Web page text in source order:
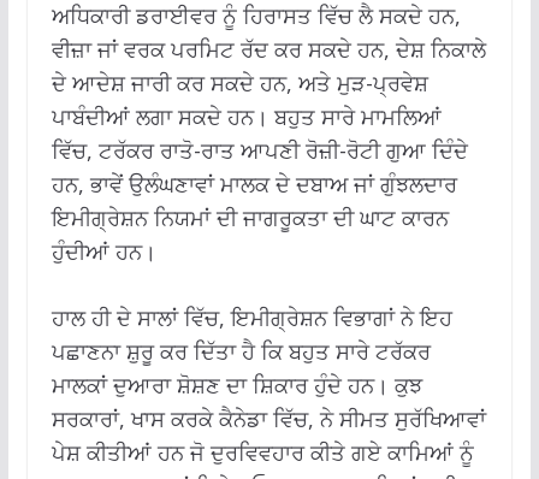
ਅਧਿਕਾਰੀ ਡਰਾਈਵਰ ਨੂੰ ਹਿਰਾਸਤ ਵਿੱਚ ਲੈ ਸਕਦੇ ਹਨ,
ਵੀਜ਼ਾ ਜਾਂ ਵਰਕ ਪਰਮਿਟ ਰੱਦ ਕਰ ਸਕਦੇ ਹਨ, ਦੇਸ਼ ਨਿਕਾਲੇ
ਦੇ ਆਦੇਸ਼ ਜਾਰੀ ਕਰ ਸਕਦੇ ਹਨ, ਅਤੇ ਮੁੜ-ਪ੍ਰਵੇਸ਼
ਪਾਬੰਦੀਆਂ ਲਗਾ ਸਕਦੇ ਹਨ। ਬਹੁਤ ਸਾਰੇ ਮਾਮਲਿਆਂ
ਵਿੱਚ, ਟਰੱਕਰ ਰਾਤੋ-ਰਾਤ ਆਪਣੀ ਰੋਜ਼ੀ-ਰੋਟੀ ਗੁਆ ਦਿੰਦੇ
ਹਨ, ਭਾਵੇਂ ਉਲੰਘਣਾਵਾਂ ਮਾਲਕ ਦੇ ਦਬਾਅ ਜਾਂ ਗੁੰਝਲਦਾਰ
ਇਮੀਗ੍ਰੇਸ਼ਨ ਨਿਯਮਾਂ ਦੀ ਜਾਗਰੂਕਤਾ ਦੀ ਘਾਟ ਕਾਰਨ
ਹੁੰਦੀਆਂ ਹਨ।
ਹਾਲ ਹੀ ਦੇ ਸਾਲਾਂ ਵਿੱਚ, ਇਮੀਗ੍ਰੇਸ਼ਨ ਵਿਭਾਗਾਂ ਨੇ ਇਹ
ਪਛਾਣਨਾ ਸ਼ੁਰੂ ਕਰ ਦਿੱਤਾ ਹੈ ਕਿ ਬਹੁਤ ਸਾਰੇ ਟਰੱਕਰ
ਮਾਲਕਾਂ ਦੁਆਰਾ ਸ਼ੋਸ਼ਣ ਦਾ ਸ਼ਿਕਾਰ ਹੁੰਦੇ ਹਨ। ਕੁਝ
ਸਰਕਾਰਾਂ, ਖਾਸ ਕਰਕੇ ਕੈਨੇਡਾ ਵਿੱਚ, ਨੇ ਸੀਮਤ ਸੁਰੱਖਿਆਵਾਂ
ਪੇਸ਼ ਕੀਤੀਆਂ ਹਨ ਜੋ ਦੁਰਵਿਵਹਾਰ ਕੀਤੇ ਗਏ ਕਾਮਿਆਂ ਨੂੰ